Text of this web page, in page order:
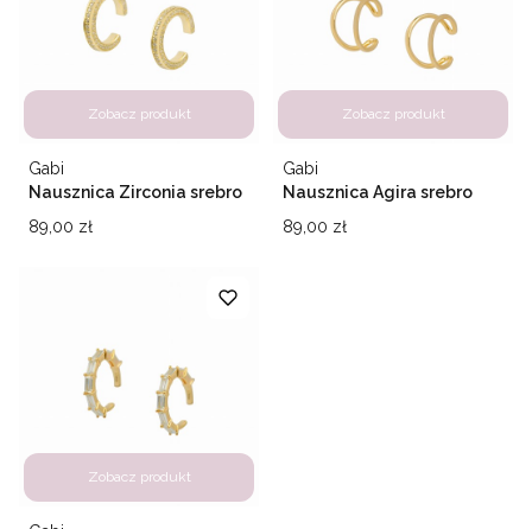
Zobacz produkt
Nausznica Zirconia srebro
Producent
Gabi
Cena
89,00 zł
Zobacz produkt
Nausznica Agira srebro
Producent
Gabi
Cena
89,00 zł
Zobacz produkt